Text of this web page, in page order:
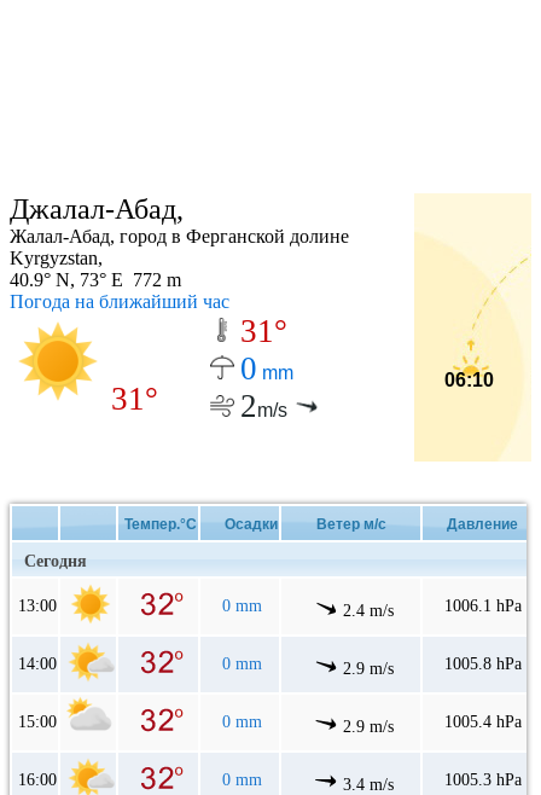
Джалал-Абад,
Жалал-Абад, город в Ферганской долине
Kyrgyzstan,
40.9° N, 73° E 772 m
Погода на ближайший час
31°
31°
0 mm
2m/s
06:10
Темпер.°C Осадки Ветер м/с Давление
Сегодня
13:00 0 mm 2.4 m/s 1006.1 hPa
14:00 0 mm 2.9 m/s 1005.8 hPa
15:00 0 mm 2.9 m/s 1005.4 hPa
16:00 0 mm 3.4 m/s 1005.3 hPa